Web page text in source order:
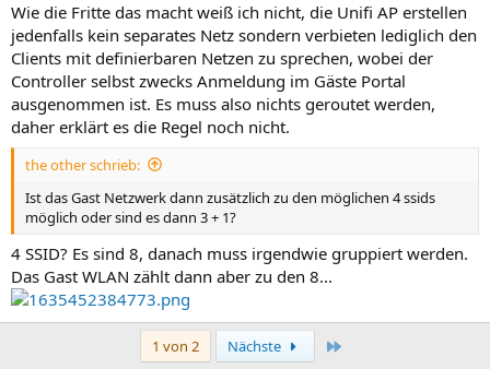
Wie die Fritte das macht weiß ich nicht, die Unifi AP erstellen
jedenfalls kein separates Netz sondern verbieten lediglich den
Clients mit definierbaren Netzen zu sprechen, wobei der
Controller selbst zwecks Anmeldung im Gäste Portal
ausgenommen ist. Es muss also nichts geroutet werden,
daher erklärt es die Regel noch nicht.
the other schrieb:
Ist das Gast Netzwerk dann zusätzlich zu den möglichen 4 ssids
möglich oder sind es dann 3 + 1?
4 SSID? Es sind 8, danach muss irgendwie gruppiert werden.
Das Gast WLAN zählt dann aber zu den 8...
1 von 2 Nächste